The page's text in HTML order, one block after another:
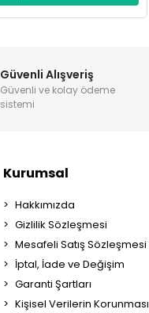
Güvenli Alışveriş
Güvenli ve kolay ödeme
sistemi
Kurumsal
Hakkımızda
Gizlilik Sözleşmesi
Mesafeli Satış Sözleşmesi
İptal, İade ve Değişim
Garanti Şartları
Kişisel Verilerin Korunması